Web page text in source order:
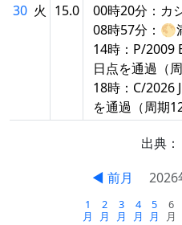
30 火 15.0
00時20分：カ
08時57分：🌕
14時：P/2009
日点を通過（
18時：C/2026
を通過（周期
出典：
◀ 前月
2026
1
月
2
月
3
月
4
月
5
月
6
月